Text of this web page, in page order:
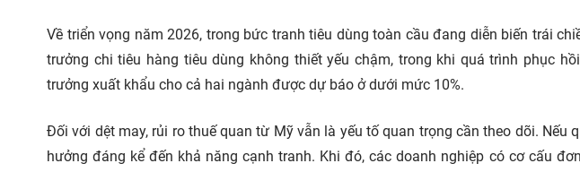
Về triển vọng năm 2026, trong bức tranh tiêu dùng toàn cầu đang diễn biến trái
trưởng chi tiêu hàng tiêu dùng không thiết yếu chậm, trong khi quá trình phục
trưởng xuất khẩu cho cả hai ngành được dự báo ở dưới mức 10%.
Đối với dệt may, rủi ro thuế quan từ Mỹ vẫn là yếu tố quan trọng cần theo dõi. Nếu
hưởng đáng kể đến khả năng cạnh tranh. Khi đó, các doanh nghiệp có cơ cấu